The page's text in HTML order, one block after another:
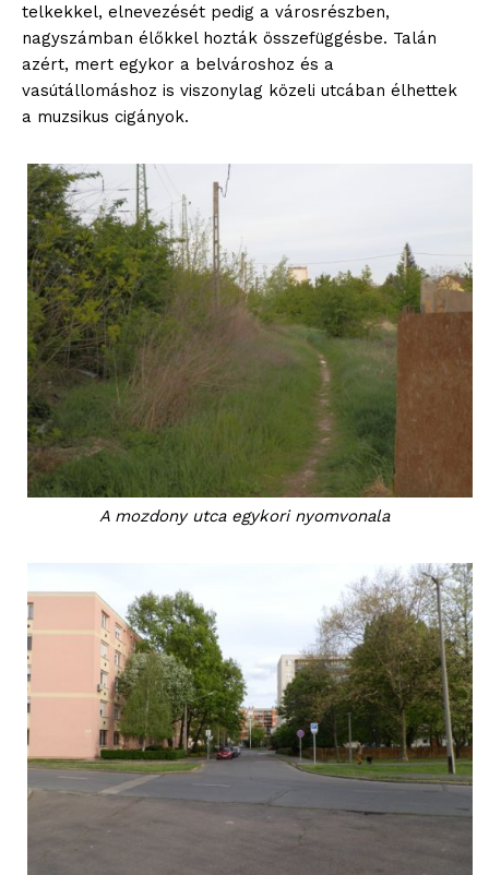
blogSZOLNOK
szubjektív élményportál
ELŐFIZETÉS
Hasznos
telkekkel, elnevezését pedig a városrészben,
nagyszámban élőkkel hozták összefüggésbe. Talán
azért, mert egykor a belvároshoz és a
vasútállomáshoz is viszonylag közeli utcában élhettek
a muzsikus cigányok.
A mozdony utca egykori nyomvonala